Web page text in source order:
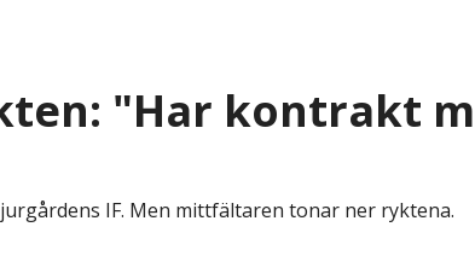
"Har kontrakt
IF. Men mittfältaren tonar ner ryktena.